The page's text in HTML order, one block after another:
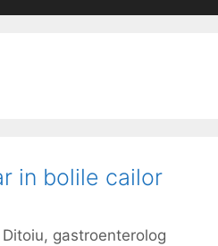
in bolile cailor
Ditoiu, gastroenterolog